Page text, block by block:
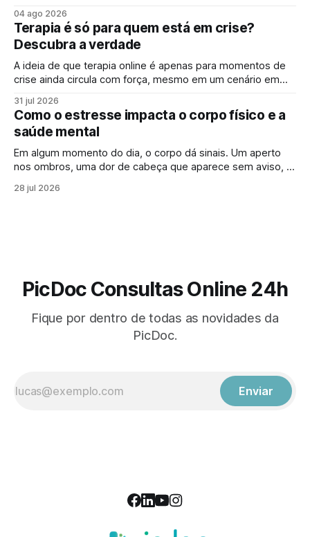
evidente. É justamente por isso que o check-up e o
acompanhamento periódico ganham cada vez mais
espaço: identificar alterações antes dos sintomas
aparecerem
04 ago 2026
Terapia é só para quem está em crise?
Descubra a verdade
A ideia de que terapia online é apenas para momentos de
crise ainda circula com força, mesmo em um cenário em
Para muita gente, buscar um psicólogo online parece um
sinal de que “algo saiu do controle”. Mas essa percepção,
31 jul 2026
Como o estresse impacta o corpo físico e a
saúde mental
Em algum momento do dia, o corpo dá sinais. Um aperto
nos ombros, uma dor de cabeça que aparece sem aviso, o
Muitas vezes, esses sintomas parecem isolados, mas
28 jul 2026
PicDoc Consultas Online 24h
Fique por dentro de todas as novidades da
PicDoc.
Enviar